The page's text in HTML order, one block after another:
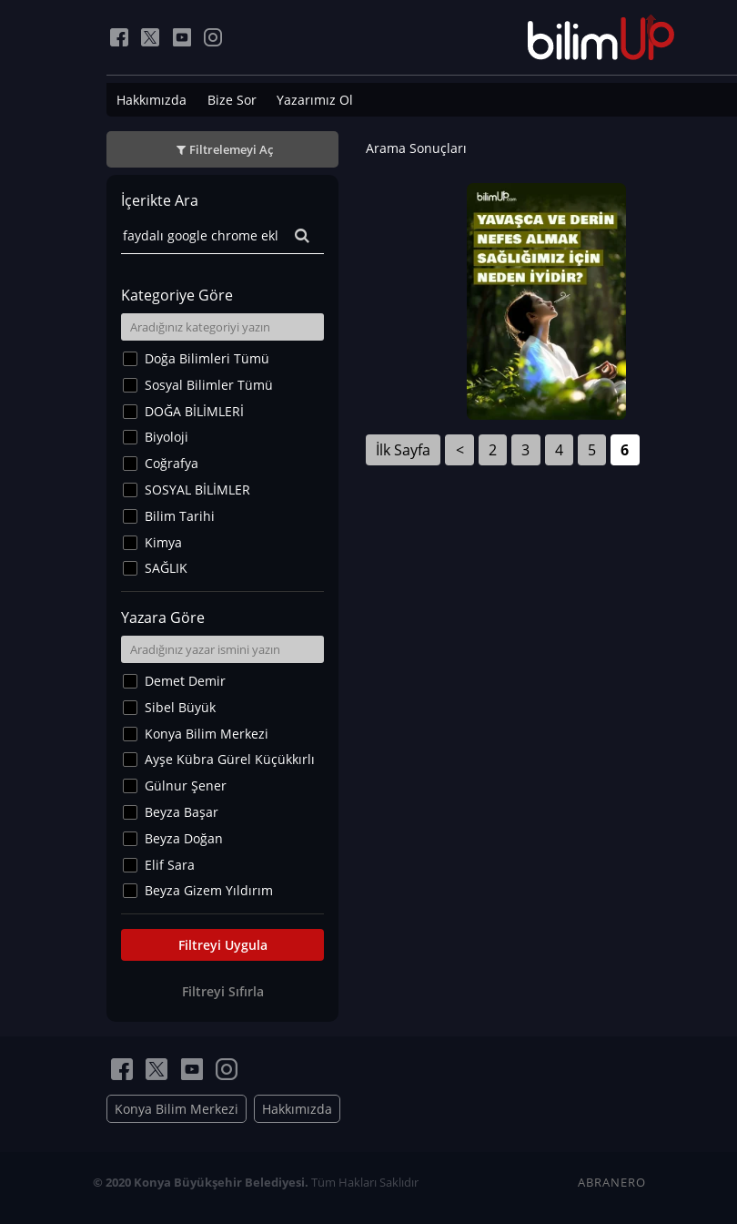
Hakkımızda Bize Sor Yazarımız Ol
Filtrelemeyi Aç
İçerikte Ara
Kategoriye Göre
Doğa Bilimleri Tümü
Sosyal Bilimler Tümü
DOĞA BİLİMLERİ
Biyoloji
Coğrafya
SOSYAL BİLİMLER
Bilim Tarihi
Kimya
SAĞLIK
Sanat Tarihi
Fizik
Yer Bilimleri
Astronomi ve Uzay
Noroloji
Matematik
Teknoloji
İklim Değişikliği
Arkeoloji
Kültür&Sanat
Yaşam Tavsiyeleri
Merakoloji
Eğitim Bilimleri
Yazara Göre
Demet Demir
Sibel Büyük
Konya Bilim Merkezi
Ayşe Kübra Gürel Küçükkırlı
Gülnur Şener
Beyza Başar
Beyza Doğan
Elif Sara
Beyza Gizem Yıldırım
İlknur İyigökler
Büşra Elif Kıvrak
Can TORUN
Elif Sara
Ayşe Edanur Başer
Gözde Düriye Alkan
Ceren Eda Erol
Filtreyi Uygula
Filtreyi Sıfırla
Arama Sonuçları
İlk Sayfa < 2 3 4 5 6
Konya Bilim Merkezi Hakkımızda
© 2020 Konya Büyükşehir Belediyesi. Tüm Hakları Saklıdır ABRANERO